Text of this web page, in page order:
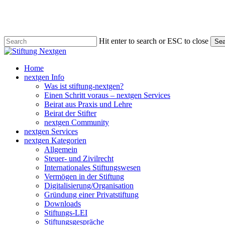
content
Hit enter to search or ESC to close
Close
search
Menu
Home
nextgen Info
Was ist stiftung-nextgen?
Einen Schritt voraus – nextgen Services
Beirat aus Praxis und Lehre
Beirat der Stifter
nextgen Community
nextgen Services
nextgen Kategorien
Allgemein
Steuer- und Zivilrecht
Internationales Stiftungswesen
Vermögen in der Stiftung
Digitalisierung/Organisation
Gründung einer Privatstiftung
Downloads
Stiftungs-LEI
Stiftungsgespräche